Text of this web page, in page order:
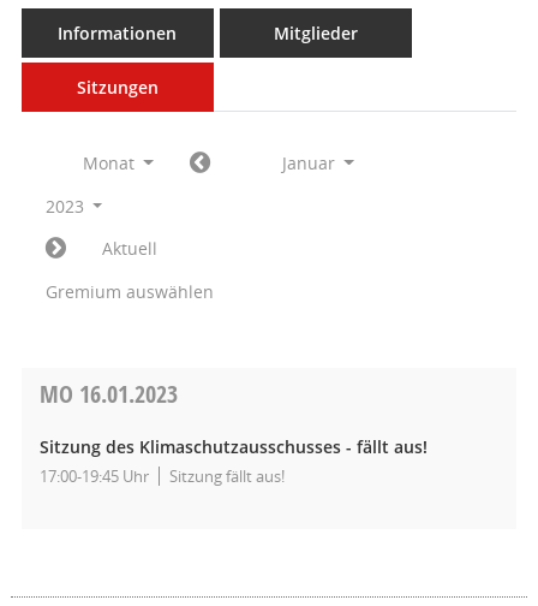
Informationen Mitglieder
Sitzungen
Monat
Januar
2023
Aktuell
Gremium auswählen
MO 16.01.2023
Sitzung des Klimaschutzausschusses - fällt aus!
17:00-19:45 Uhr Sitzung fällt aus!